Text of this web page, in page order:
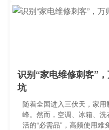
识别“家电维修刺客”
坑
随着全国进入三伏天，家
峰。然而，空调、冰箱、
活的“必需品”，高频使用难